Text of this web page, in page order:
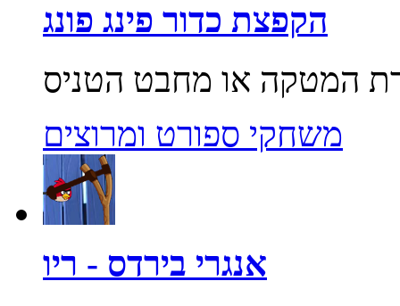
הקפצת כדור פינג פונג
משחקי ספורט ומרוצים
אנגרי בירדס - ריו